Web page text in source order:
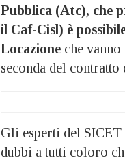
Pubblica (Atc), che
il Caf-Cisl) è
Locazione che
seconda del
Gli esperti del
dubbi a tutti coloro